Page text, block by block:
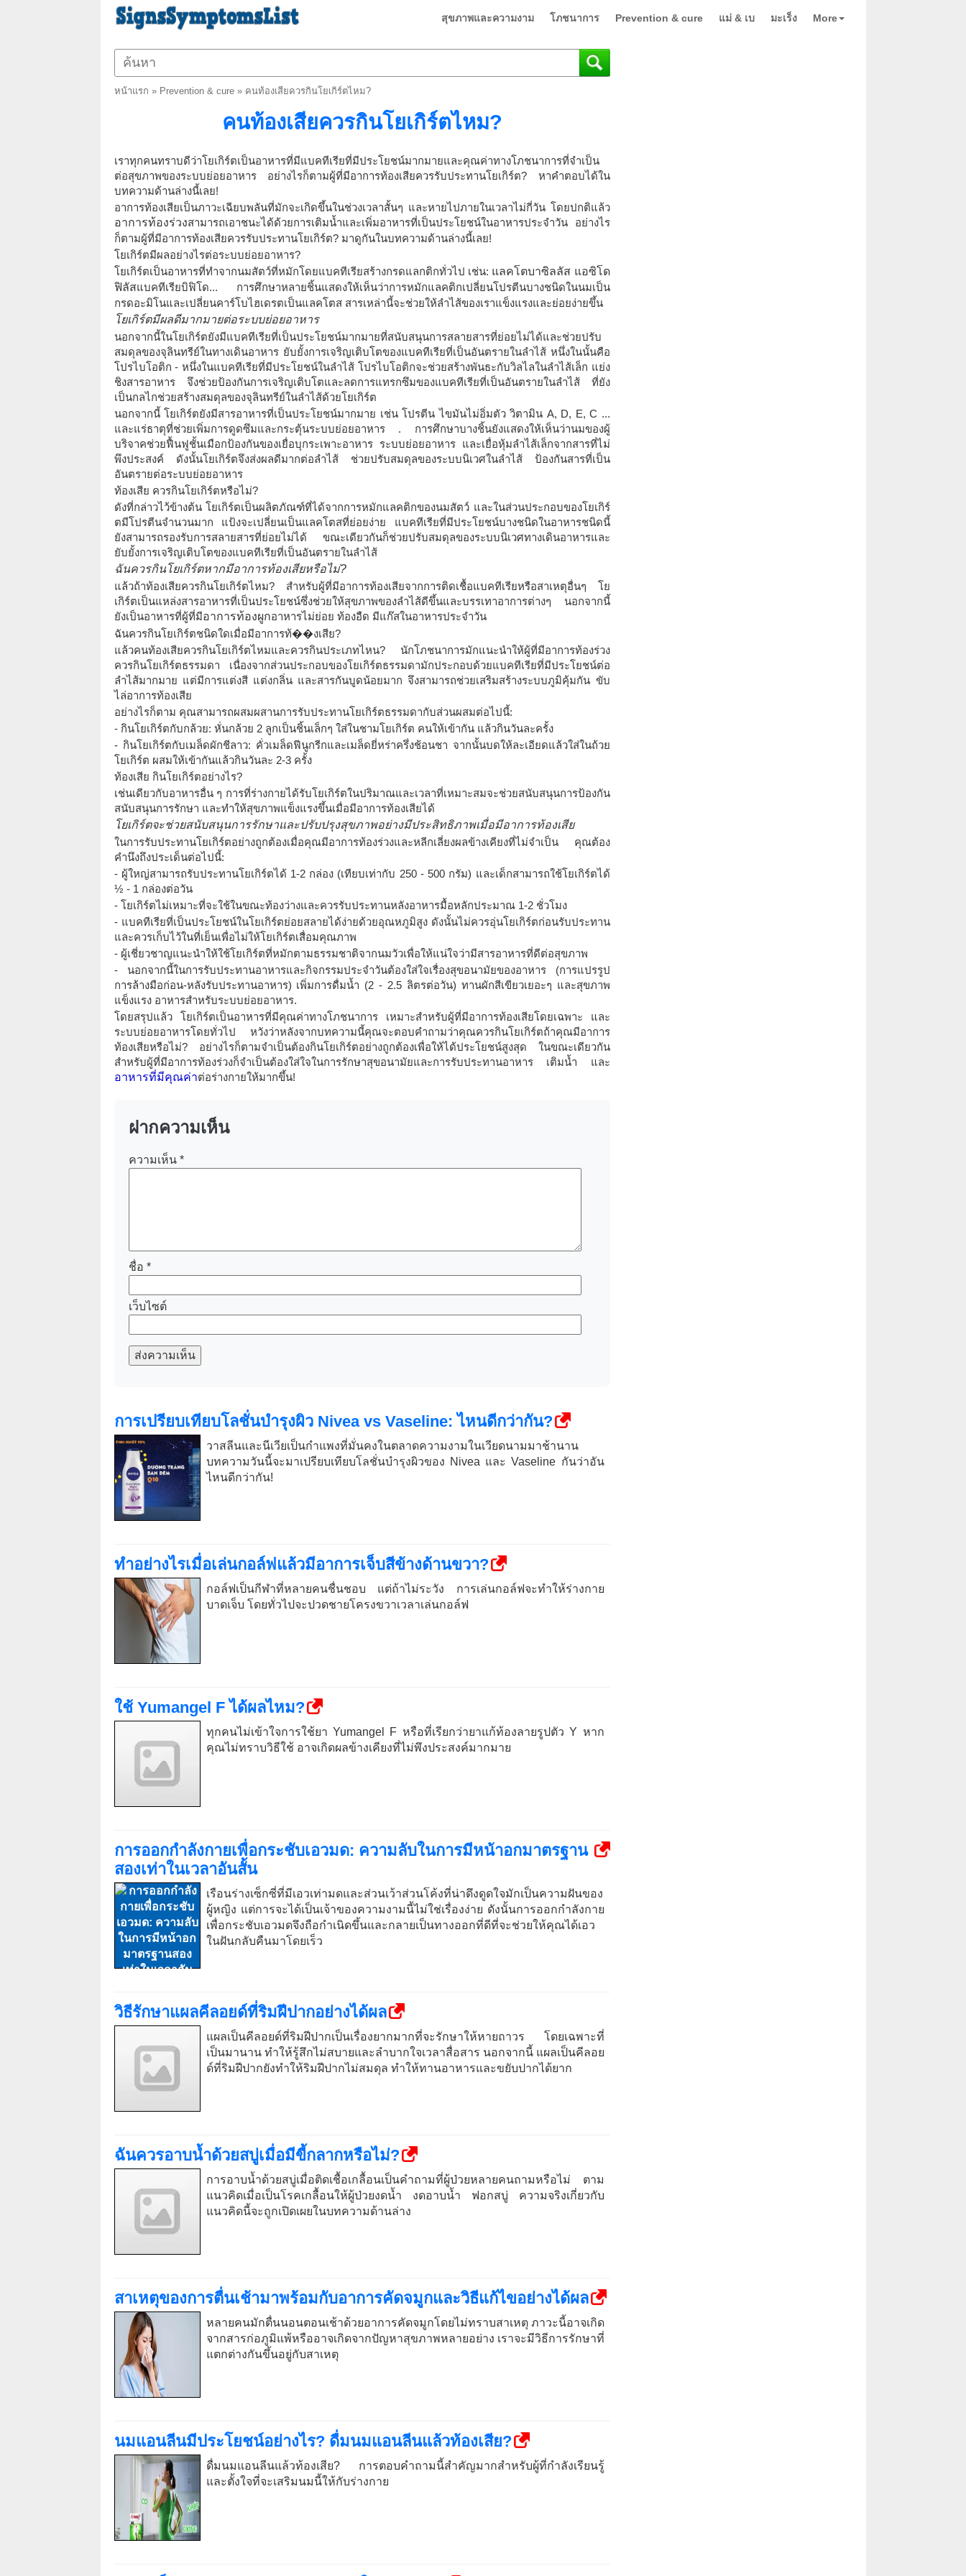
สุขภาพและความงาม โภชนาการ Prevention & cure แม่ & เบ มะเร็ง More
หน้าแรก » Prevention & cure» คนท้องเสียควรกินโยเกิร์ตไหม?
คนท้องเสียควรกินโยเกิร์ตไหม?
เราทุกคนทราบดีว่าโยเกิร์ตเป็นอาหารที่มีแบคทีเรียที่มีประโยชน์มากมายและคุณค่าทางโภชนาการที่จำเป็น
ต่อสุขภาพของระบบย่อยอาหาร อย่างไรก็ตามผู้ที่มีอาการท้องเสียควรรับประทานโยเกิร์ต? หาคำตอบได้ใน
บทความด้านล่างนี้เลย!
อาการท้องเสียเป็นภาวะเฉียบพลันที่มักจะเกิดขึ้นในช่วงเวลาสั้นๆ และหายไปภายในเวลาไม่กี่วัน โดยปกติแล้ว
อาการท้องร่วงสามารถเอาชนะได้ด้วยการเติมน้ำและเพิ่มอาหารที่เป็นประโยชน์ในอาหารประจำวัน อย่างไร
ก็ตามผู้ที่มีอาการท้องเสียควรรับประทานโยเกิร์ต? มาดูกันในบทความด้านล่างนี้เลย!
โยเกิร์ตมีผลอย่างไรต่อระบบย่อยอาหาร?
โยเกิร์ตเป็นอาหารที่ทำจากนมสัตว์ที่หมักโดยแบคทีเรียสร้างกรดแลกติกทั่วไป เช่น: แลคโตบาซิลลัส แอซิโด
ฟิลัสแบคทีเรียบิฟิโด... การศึกษาหลายชิ้นแสดงให้เห็นว่าการหมักแลคติกเปลี่ยนโปรตีนบางชนิดในนมเป็น
กรดอะมิโนและเปลี่ยนคาร์โบไฮเดรตเป็นแลคโตส สารเหล่านี้จะช่วยให้ลำไส้ของเราแข็งแรงและย่อยง่ายขึ้น
โยเกิร์ตมีผลดีมากมายต่อระบบย่อยอาหาร
นอกจากนี้ในโยเกิร์ตยังมีแบคทีเรียที่เป็นประโยชน์มากมายที่สนับสนุนการสลายสารที่ย่อยไม่ได้และช่วยปรับ
สมดุลของจุลินทรีย์ในทางเดินอาหาร ยับยั้งการเจริญเติบโตของแบคทีเรียที่เป็นอันตรายในลำไส้ หนึ่งในนั้นคือ
โปรไบโอติก - หนึ่งในแบคทีเรียที่มีประโยชน์ในลำไส้ โปรไบโอติกจะช่วยสร้างพันธะกับวิลไลในลำไส้เล็ก แย่ง
ชิงสารอาหาร จึงช่วยป้องกันการเจริญเติบโตและลดการแทรกซึมของแบคทีเรียที่เป็นอันตรายในลำไส้ ที่ยัง
เป็นกลไกช่วยสร้างสมดุลของจุลินทรีย์ในลำไส้ด้วยโยเกิร์ต
นอกจากนี้ โยเกิร์ตยังมีสารอาหารที่เป็นประโยชน์มากมาย เช่น โปรตีน ไขมันไม่อิ่มตัว วิตามิน A, D, E, C ...
และแร่ธาตุที่ช่วยเพิ่มการดูดซึมและกระตุ้นระบบย่อยอาหาร . การศึกษาบางชิ้นยังแสดงให้เห็นว่านมของผู้
บริจาคช่วยฟื้นฟูชั้นเมือกป้องกันของเยื่อบุกระเพาะอาหาร ระบบย่อยอาหาร และเยื่อหุ้มลำไส้เล็กจากสารที่ไม่
พึงประสงค์ ดังนั้นโยเกิร์ตจึงส่งผลดีมากต่อลำไส้ ช่วยปรับสมดุลของระบบนิเวศในลำไส้ ป้องกันสารที่เป็น
อันตรายต่อระบบย่อยอาหาร
ท้องเสีย ควรกินโยเกิร์ตหรือไม่?
ดังที่กล่าวไว้ข้างต้น โยเกิร์ตเป็นผลิตภัณฑ์ที่ได้จากการหมักแลคติกของนมสัตว์ และในส่วนประกอบของโยเกิร์
ตมีโปรตีนจำนวนมาก แป้งจะเปลี่ยนเป็นแลคโตสที่ย่อยง่าย แบคทีเรียที่มีประโยชน์บางชนิดในอาหารชนิดนี้
ยังสามารถรองรับการสลายสารที่ย่อยไม่ได้ ขณะเดียวกันก็ช่วยปรับสมดุลของระบบนิเวศทางเดินอาหารและ
ยับยั้งการเจริญเติบโตของแบคทีเรียที่เป็นอันตรายในลำไส้
ฉันควรกินโยเกิร์ตหากมีอาการท้องเสียหรือไม่?
แล้วถ้าท้องเสียควรกินโยเกิร์ตไหม? สำหรับผู้ที่มีอาการท้องเสียจากการติดเชื้อแบคทีเรียหรือสาเหตุอื่นๆ โย
เกิร์ตเป็นแหล่งสารอาหารที่เป็นประโยชน์ซึ่งช่วยให้สุขภาพของลำไส้ดีขึ้นและบรรเทาอาการต่างๆ นอกจากนี้
ยังเป็นอาหารที่ผู้ที่มีอาการท้องผูกอาหารไม่ย่อย ท้องอืด มีแก๊สในอาหารประจำวัน
ฉันควรกินโยเกิร์ตชนิดใดเมื่อมีอาการท้��งเสีย?
แล้วคนท้องเสียควรกินโยเกิร์ตไหมและควรกินประเภทไหน? นักโภชนาการมักแนะนำให้ผู้ที่มีอาการท้องร่วง
ควรกินโยเกิร์ตธรรมดา เนื่องจากส่วนประกอบของโยเกิร์ตธรรมดามักประกอบด้วยแบคทีเรียที่มีประโยชน์ต่อ
ลำไส้มากมาย แต่มีการแต่งสี แต่งกลิ่น และสารกันบูดน้อยมาก จึงสามารถช่วยเสริมสร้างระบบภูมิคุ้มกัน ขับ
ไล่อาการท้องเสีย
อย่างไรก็ตาม คุณสามารถผสมผสานการรับประทานโยเกิร์ตธรรมดากับส่วนผสมต่อไปนี้:
- กินโยเกิร์ตกับกล้วย: หั่นกล้วย 2 ลูกเป็นชิ้นเล็กๆ ใส่ในชามโยเกิร์ต คนให้เข้ากัน แล้วกินวันละครั้ง
- กินโยเกิร์ตกับเมล็ดผักชีลาว: คั่วเมล็ดฟีนูกรีกและเมล็ดยี่หร่าครึ่งช้อนชา จากนั้นบดให้ละเอียดแล้วใส่ในถ้วย
โยเกิร์ต ผสมให้เข้ากันแล้วกินวันละ 2-3 ครั้ง
ท้องเสีย กินโยเกิร์ตอย่างไร?
เช่นเดียวกับอาหารอื่น ๆ การที่ร่างกายได้รับโยเกิร์ตในปริมาณและเวลาที่เหมาะสมจะช่วยสนับสนุนการป้องกัน
สนับสนุนการรักษา และทำให้สุขภาพแข็งแรงขึ้นเมื่อมีอาการท้องเสียได้
โยเกิร์ตจะช่วยสนับสนุนการรักษาและปรับปรุงสุขภาพอย่างมีประสิทธิภาพเมื่อมีอาการท้องเสีย
ในการรับประทานโยเกิร์ตอย่างถูกต้องเมื่อคุณมีอาการท้องร่วงและหลีกเลี่ยงผลข้างเคียงที่ไม่จำเป็น คุณต้อง
คำนึงถึงประเด็นต่อไปนี้:
- ผู้ใหญ่สามารถรับประทานโยเกิร์ตได้ 1-2 กล่อง (เทียบเท่ากับ 250 - 500 กรัม) และเด็กสามารถใช้โยเกิร์ตได้
½ - 1 กล่องต่อวัน
- โยเกิร์ตไม่เหมาะที่จะใช้ในขณะท้องว่างและควรรับประทานหลังอาหารมื้อหลักประมาณ 1-2 ชั่วโมง
- แบคทีเรียที่เป็นประโยชน์ในโยเกิร์ตย่อยสลายได้ง่ายด้วยอุณหภูมิสูง ดังนั้นไม่ควรอุ่นโยเกิร์ตก่อนรับประทาน
และควรเก็บไว้ในที่เย็นเพื่อไม่ให้โยเกิร์ตเสื่อมคุณภาพ
- ผู้เชี่ยวชาญแนะนำให้ใช้โยเกิร์ตที่หมักตามธรรมชาติจากนมวัวเพื่อให้แน่ใจว่ามีสารอาหารที่ดีต่อสุขภาพ
- นอกจากนี้ในการรับประทานอาหารและกิจกรรมประจำวันต้องใส่ใจเรื่องสุขอนามัยของอาหาร (การแปรรูป
การล้างมือก่อน-หลังรับประทานอาหาร) เพิ่มการดื่มน้ำ (2 - 2.5 ลิตรต่อวัน) ทานผักสีเขียวเยอะๆ และสุขภาพ
แข็งแรง อาหารสำหรับระบบย่อยอาหาร.
โดยสรุปแล้ว โยเกิร์ตเป็นอาหารที่มีคุณค่าทางโภชนาการ เหมาะสำหรับผู้ที่มีอาการท้องเสียโดยเฉพาะ และ
ระบบย่อยอาหารโดยทั่วไป หวังว่าหลังจากบทความนี้คุณจะตอบคำถามว่าคุณควรกินโยเกิร์ตถ้าคุณมีอาการ
ท้องเสียหรือไม่? อย่างไรก็ตามจำเป็นต้องกินโยเกิร์ตอย่างถูกต้องเพื่อให้ได้ประโยชน์สูงสุด ในขณะเดียวกัน
สำหรับผู้ที่มีอาการท้องร่วงก็จำเป็นต้องใส่ใจในการรักษาสุขอนามัยและการรับประทานอาหาร เติมน้ำ และ
อาหารที่มีคุณค่าต่อร่างกายให้มากขึ้น!
ฝากความเห็น
ความเห็น *
ชื่อ *
เว็บไซต์
ส่งความเห็น
การเปรียบเทียบโลชั่นบำรุงผิว Nivea vs Vaseline: ไหนดีกว่ากัน?
วาสลีนและนีเวียเป็นกำแพงที่มั่นคงในตลาดความงามในเวียดนามมาช้านาน
บทความวันนี้จะมาเปรียบเทียบโลชั่นบำรุงผิวของ Nivea และ Vaseline กันว่าอัน
ไหนดีกว่ากัน!
ทำอย่างไรเมื่อเล่นกอล์ฟแล้วมีอาการเจ็บสีข้างด้านขวา?
กอล์ฟเป็นกีฬาที่หลายคนชื่นชอบ แต่ถ้าไม่ระวัง การเล่นกอล์ฟจะทำให้ร่างกาย
บาดเจ็บ โดยทั่วไปจะปวดชายโครงขวาเวลาเล่นกอล์ฟ
ใช้ Yumangel F ได้ผลไหม?
ทุกคนไม่เข้าใจการใช้ยา Yumangel F หรือที่เรียกว่ายาแก้ท้องลายรูปตัว Y หาก
คุณไม่ทราบวิธีใช้ อาจเกิดผลข้างเคียงที่ไม่พึงประสงค์มากมาย
การออกกำลังกายเพื่อกระชับเอวมด: ความลับในการมีหน้าอกมาตรฐาน
สองเท่าในเวลาอันสั้น
เรือนร่างเซ็กซี่ที่มีเอวเท่ามดและส่วนเว้าส่วนโค้งที่น่าดึงดูดใจมักเป็นความฝันของ
ผู้หญิง แต่การจะได้เป็นเจ้าของความงามนี้ไม่ใช่เรื่องง่าย ดังนั้นการออกกำลังกาย
เพื่อกระชับเอวมดจึงถือกำเนิดขึ้นและกลายเป็นทางออกที่ดีที่จะช่วยให้คุณได้เอว
ในฝันกลับคืนมาโดยเร็ว
วิธีรักษาแผลคีลอยด์ที่ริมฝีปากอย่างได้ผล
แผลเป็นคีลอยด์ที่ริมฝีปากเป็นเรื่องยากมากที่จะรักษาให้หายถาวร โดยเฉพาะที่
เป็นมานาน ทำให้รู้สึกไม่สบายและลำบากใจเวลาสื่อสาร นอกจากนี้ แผลเป็นคีลอย
ด์ที่ริมฝีปากยังทำให้ริมฝีปากไม่สมดุล ทำให้ทานอาหารและขยับปากได้ยาก
ฉันควรอาบน้ำด้วยสบู่เมื่อมีขี้กลากหรือไม่?
การอาบน้ำด้วยสบู่เมื่อติดเชื้อเกลื้อนเป็นคำถามที่ผู้ป่วยหลายคนถามหรือไม่ ตาม
แนวคิดเมื่อเป็นโรคเกลื้อนให้ผู้ป่วยงดน้ำ งดอาบน้ำ ฟอกสบู่ ความจริงเกี่ยวกับ
แนวคิดนี้จะถูกเปิดเผยในบทความด้านล่าง
สาเหตุของการตื่นเช้ามาพร้อมกับอาการคัดจมูกและวิธีแก้ไขอย่างได้ผล
หลายคนมักตื่นนอนตอนเช้าด้วยอาการคัดจมูกโดยไม่ทราบสาเหตุ ภาวะนี้อาจเกิด
จากสารก่อภูมิแพ้หรืออาจเกิดจากปัญหาสุขภาพหลายอย่าง เราจะมีวิธีการรักษาที่
แตกต่างกันขึ้นอยู่กับสาเหตุ
นมแอนลีนมีประโยชน์อย่างไร? ดื่มนมแอนลีนแล้วท้องเสีย?
ดื่มนมแอนลีนแล้วท้องเสีย? การตอบคำถามนี้สำคัญมากสำหรับผู้ที่กำลังเรียนรู้
และตั้งใจที่จะเสริมนมนี้ให้กับร่างกาย